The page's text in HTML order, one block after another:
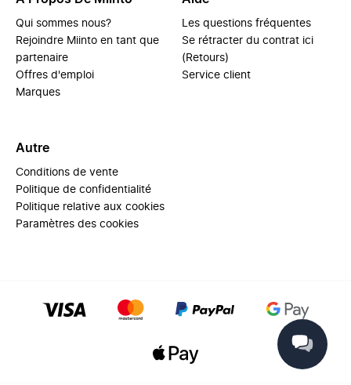
Qui sommes nous?
Rejoindre Miinto en tant que
partenaire
Offres d'emploi
Marques
Les questions fréquentes
Se rétracter du contrat ici
(Retours)
Service client
Autre
Conditions de vente
Politique de confidentialité
Politique relative aux cookies
Paramètres des cookies